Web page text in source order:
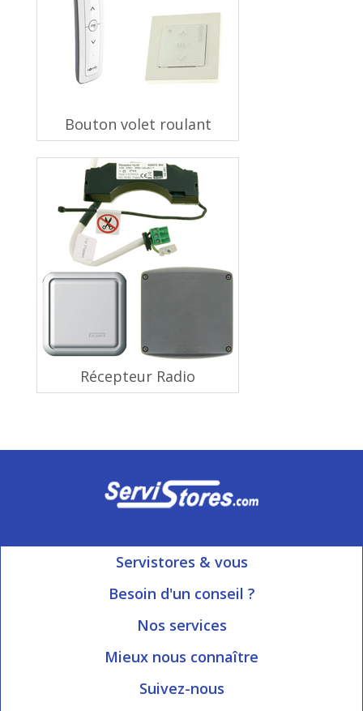
Bouton volet roulant
Récepteur Radio
Servistores & vous
Mon compte
Besoin d'un conseil ?
Ouvert du Lundi au Vendredi
Nos services
Informations livraison
Blog Servistores
Mieux nous connaître
Qui sommes-nous?
Suivez-nous